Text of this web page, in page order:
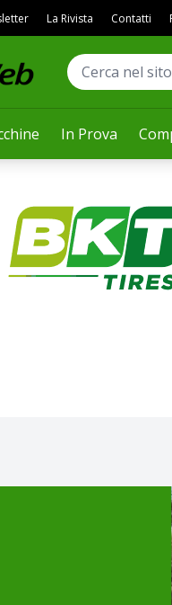
In Prova
La Rivista Contatti